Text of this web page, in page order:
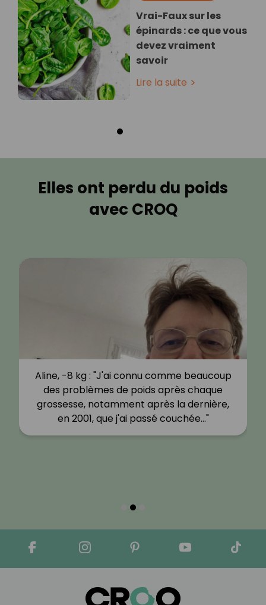
Vrai-Faux sur les
épinards : ce que vous
devez vraiment
savoir
Lire la suite
Elles ont perdu du poids
avec CROQ
Aline, -8 kg : "J'ai connu comme beaucoup
des problèmes de poids après chaque
grossesse, notamment après la dernière,
en 2001, que j'ai passé couchée…"